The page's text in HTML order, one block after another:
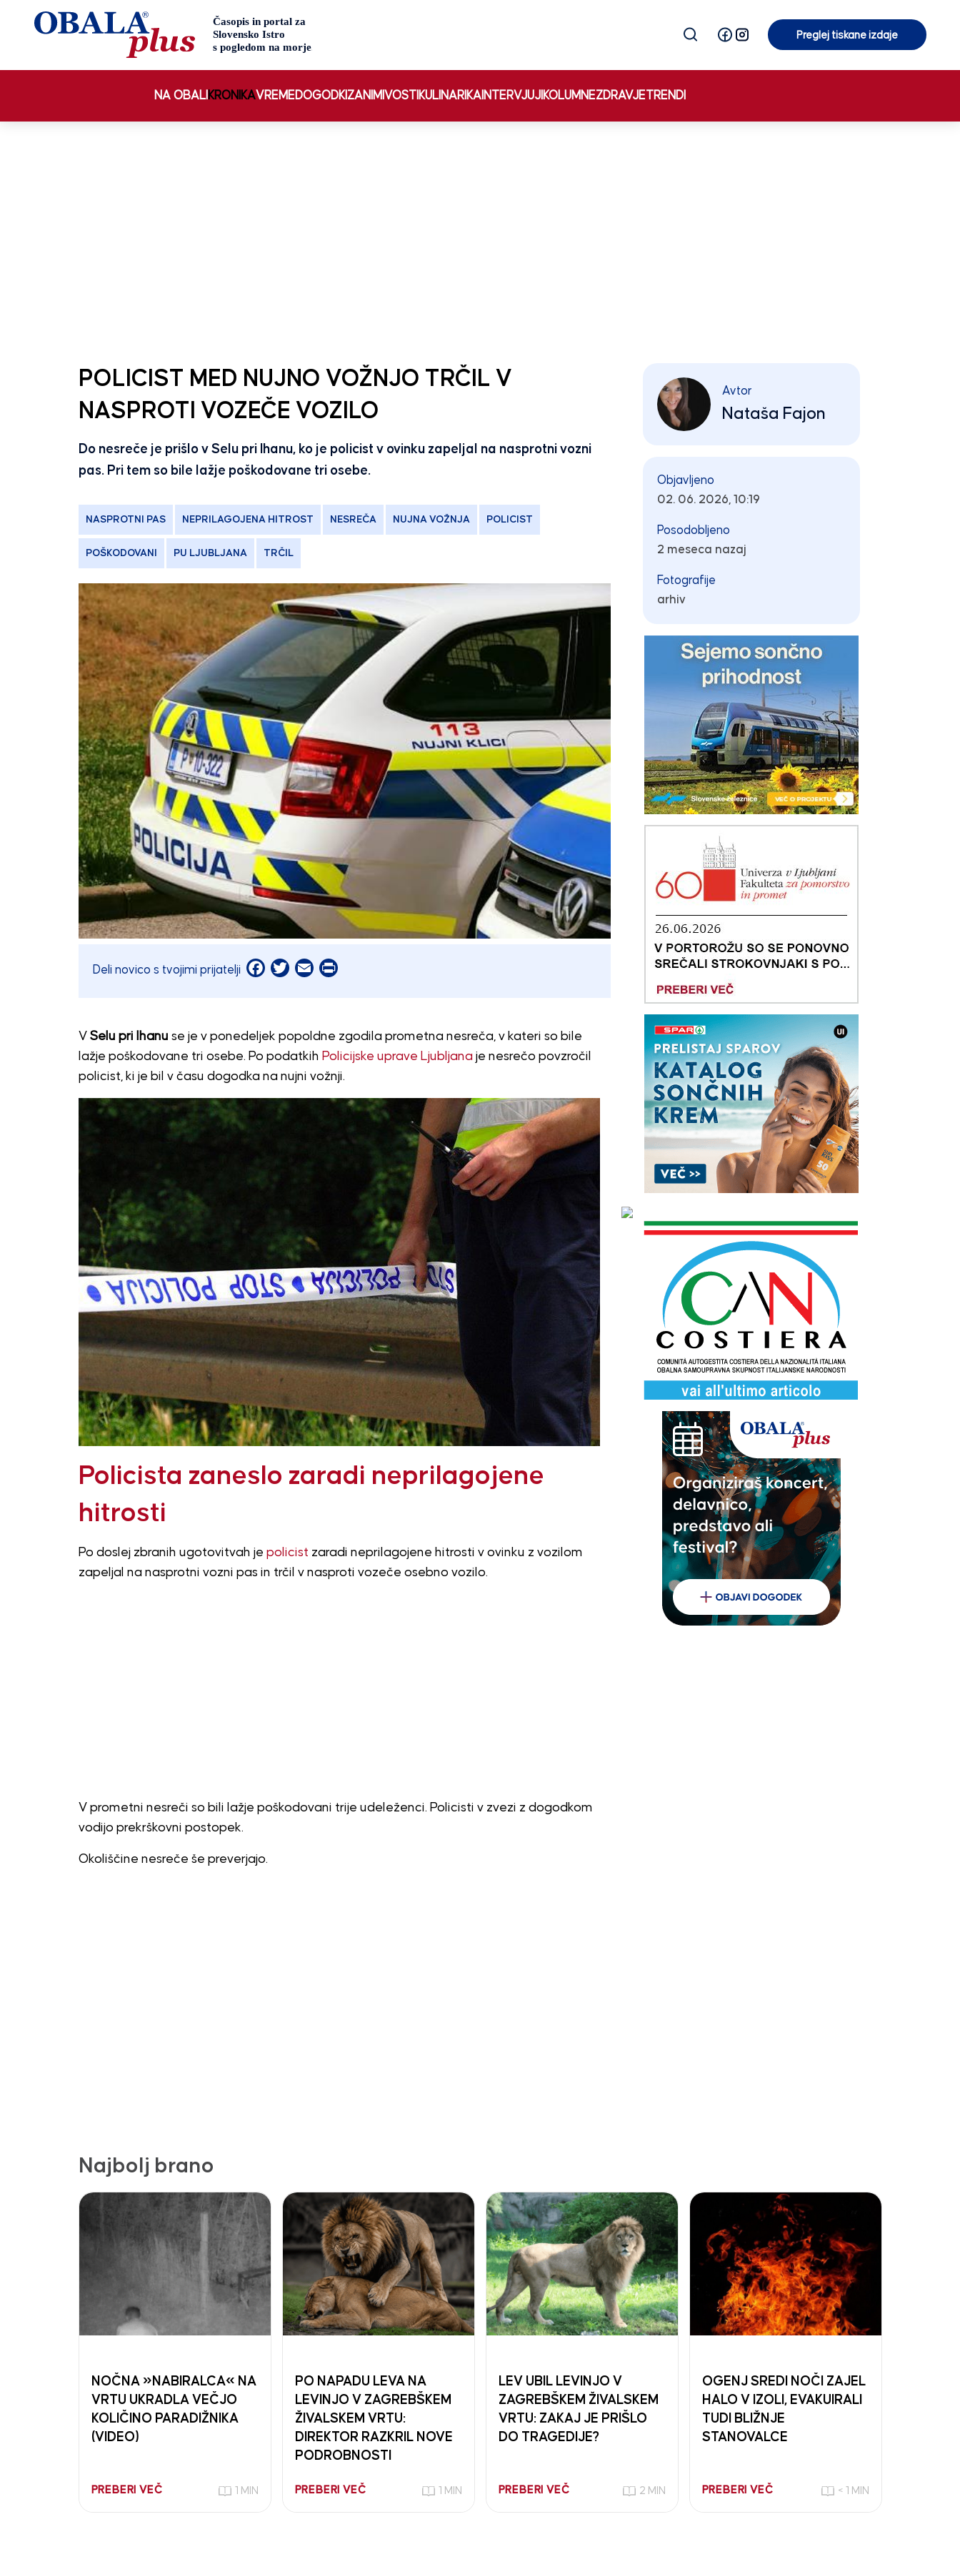
Preglej tiskane izdaje
NA OBALI KRONIKAVREMEDOGODKIZANIMIVOSTI KULINARIKA INTERVJUJI KOLUMNEZDRAVJETRENDI
POLICIST MED NUJNO VOŽNJO TRČIL V
NASPROTI VOZEČE VOZILO
Do nesreče je prišlo v Selu pri Ihanu, ko je policist v ovinku zapeljal na nasprotni vozni
pas. Pri tem so bile lažje poškodovane tri osebe.
NASPROTNI PAS NEPRILAGOJENA HITROST NESREČA NUJNA VOŽNJA POLICIST
POŠKODOVANI PU LJUBLJANA TRČIL
Deli novico s tvojimi prijatelji Facebook
Twitter
EmailPrint
V Selu pri Ihanu se je v ponedeljek popoldne zgodila prometna nesreča, v kateri so bile
lažje poškodovane tri osebe. Po podatkih Policijske uprave Ljubljanaje nesrečo povzročil
policist, ki je bil v času dogodka na nujni vožnji.
Policista zaneslo zaradi neprilagojene
hitrosti
Po doslej zbranih ugotovitvah je policist zaradi neprilagojene hitrosti v ovinku z vozilom
zapeljal na nasprotni vozni pas in trčil v nasproti vozeče osebno vozilo.
V prometni nesreči so bili lažje poškodovani trije udeleženci. Policisti v zvezi z dogodkom
vodijo prekrškovni postopek.
Okoliščine nesreče še preverjajo.
Avtor
Nataša Fajon
Objavljeno
02. 06. 2026, 10:19
Posodobljeno
2 meseca nazaj
Fotografije
arhiv
Najbolj brano
NOČNA »NABIRALCA« NA
VRTU UKRADLA VEČJO
KOLIČINO PARADIŽNIKA
(VIDEO)
PREBERI VEČ 1 MIN
PO NAPADU LEVA NA
LEVINJO V ZAGREBŠKEM
ŽIVALSKEM VRTU:
DIREKTOR RAZKRIL NOVE
PODROBNOSTI
PREBERI VEČ 1 MIN
LEV UBIL LEVINJO V
ZAGREBŠKEM ŽIVALSKEM
VRTU: ZAKAJ JE PRIŠLO
DO TRAGEDIJE?
PREBERI VEČ 2 MIN
OGENJ SREDI NOČI ZAJEL
HALO V IZOLI, EVAKUIRALI
TUDI BLIŽNJE
STANOVALCE
PREBERI VEČ < 1 MIN